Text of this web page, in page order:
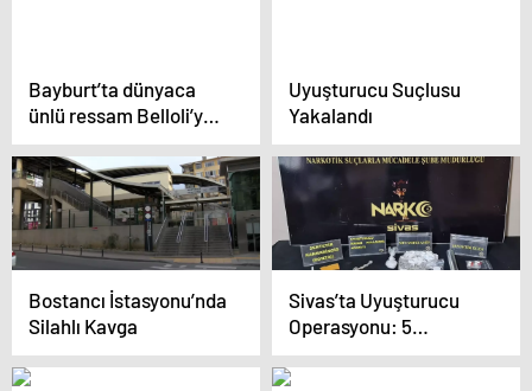
Bayburt’ta dünyaca
ünlü ressam Belloli’ye
ait tablo ele geçirildi
Uyuşturucu Suçlusu
Yakalandı
Bostancı İstasyonu’nda
Silahlı Kavga
Sivas’ta Uyuşturucu
Operasyonu: 5
Tutuklama